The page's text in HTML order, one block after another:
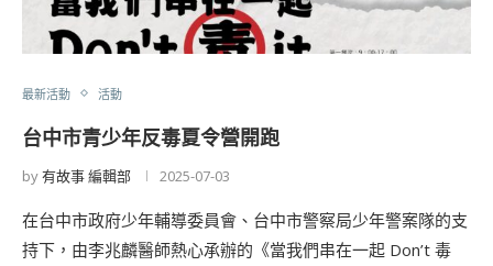
最新活動 活動
台中市青少年反毒夏令營開跑
by有故事 編輯部 2025-07-03
在台中市政府少年輔導委員會、台中市警察局少年警案隊的支
持下，由李兆麟醫師熱心承辦的《當我們串在一起 Don’t 毒